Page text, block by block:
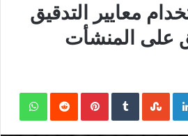
معايير التدقيق
على المنشأت
LinkedIn
Pinterest